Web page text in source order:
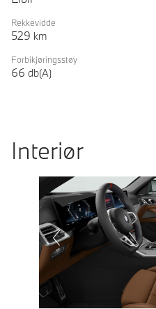
Rekkevidde
529 km
Forbikjøringsstøy
66 db(A)
Interiør
Prevoius